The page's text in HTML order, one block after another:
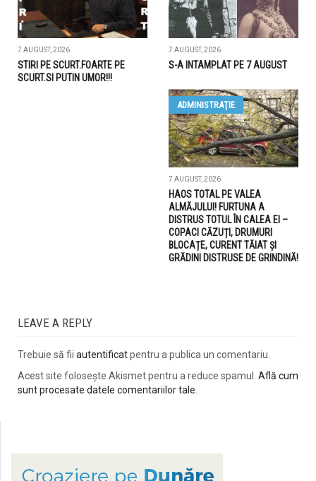
7 AUGUST, 2026
STIRI PE SCURT.FOARTE PE
SCURT.SI PUTIN UMOR!!!
7 AUGUST, 2026
S-A INTAMPLAT PE 7 AUGUST
ADMINISTRAŢIE
7 AUGUST, 2026
HAOS TOTAL PE VALEA
ALMĂJULUI! FURTUNA A
DISTRUS TOTUL ÎN CALEA EI –
COPACI CĂZUȚI, DRUMURI
BLOCAȚE, CURENT TĂIAT ȘI
GRĂDINI DISTRUSE DE GRINDINĂ!
LEAVE A REPLY
Trebuie să fii autentificatpentru a publica un comentariu.
Acest site folosește Akismet pentru a reduce spamul. Află cum
sunt procesate datele comentariilor tale